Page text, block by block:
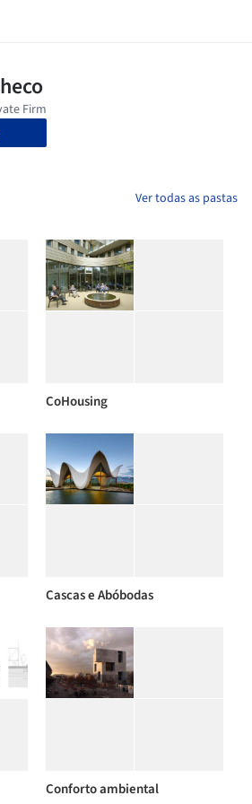
Ver todas as pastas
CoHousing
Cascas e Abóbodas
Conforto ambiental